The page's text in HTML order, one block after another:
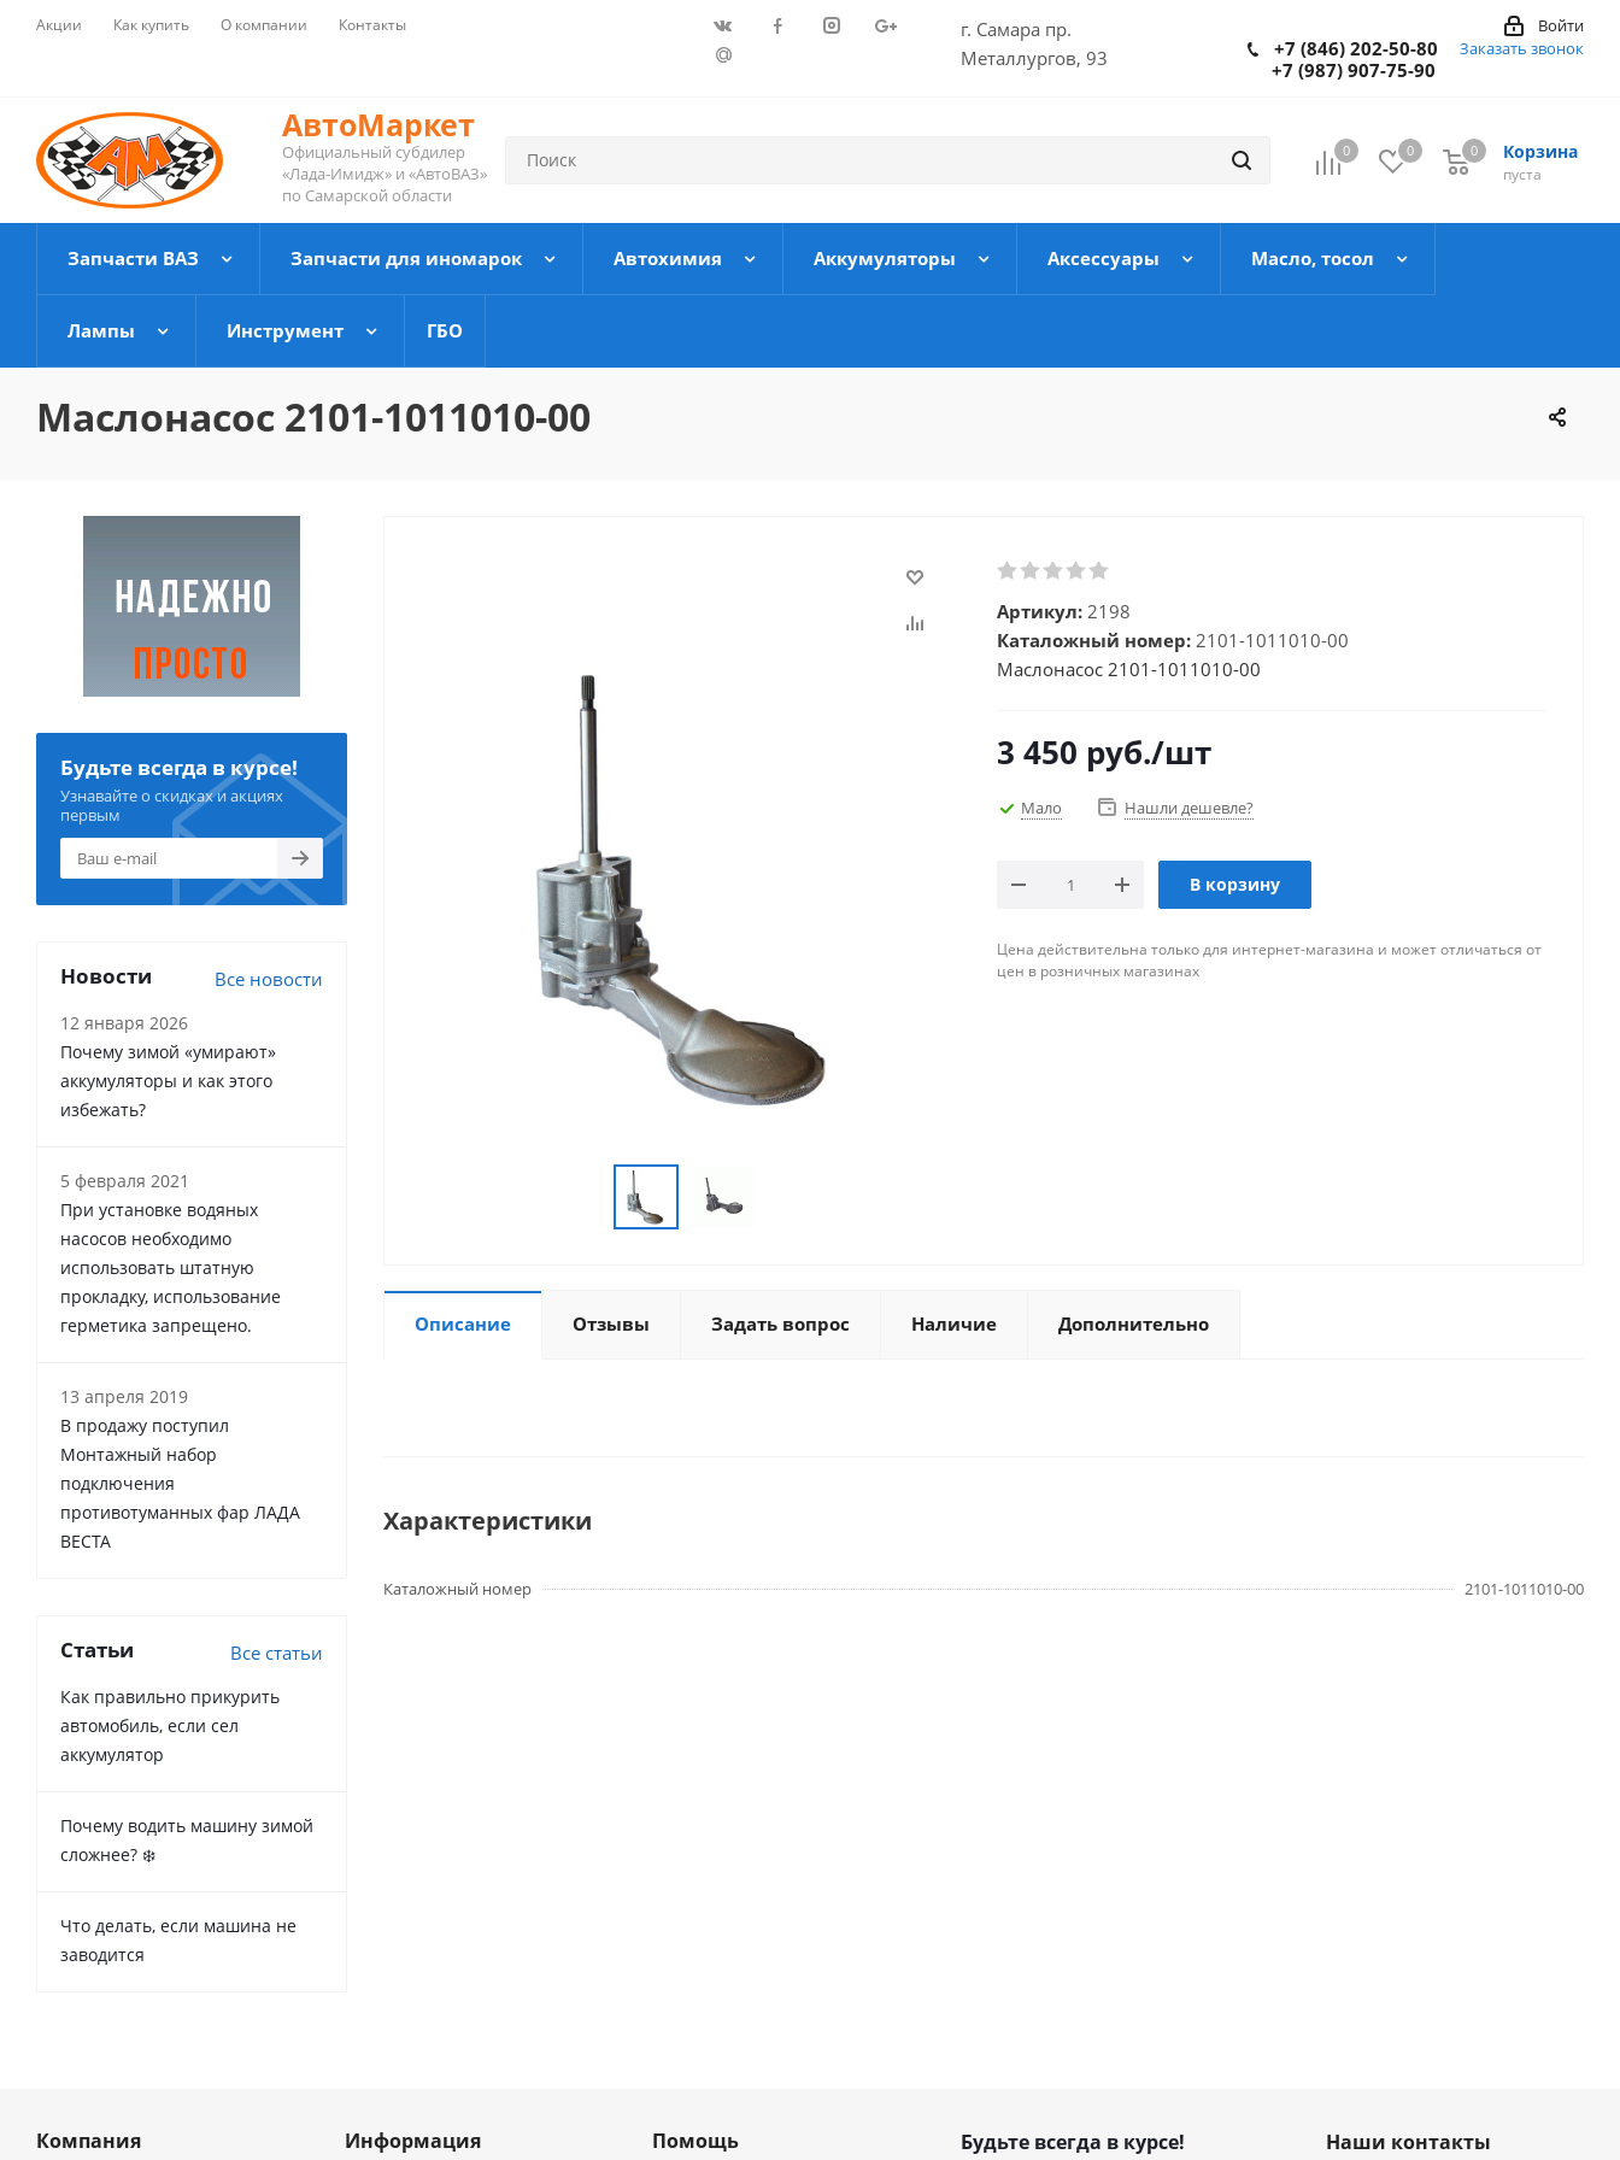
Акции Как купить О компании Контакты
г. Самара пр.
Металлургов, 93
Войти
+7 (846) 202-50-80
+7 (987) 907-75-90
Заказать звонок
АвтоМаркет
Официальный субдилер
«Лада-Имидж» и «АвтоВАЗ»
по Самарской области
0 0 Корзина
пуста
0
Запчасти ВАЗ Запчасти для иномарок Автохимия Аккумуляторы Аксессуары Масло, тосол
Лампы Инструмент ГБО
Маслонасос 2101-1011010-00
Артикул: 2198
Каталожный номер: 2101-1011010-00
Маслонасос 2101-1011010-00
3 450 руб./шт
Мало Нашли дешевле?
В корзину
Цена действительна только для интернет-магазина и может отличаться от
цен в розничных магазинах
Описание Отзывы Задать вопрос Наличие Дополнительно
Характеристики
Каталожный номер 2101-1011010-00
Будьте всегда в курсе!
Узнавайте о скидках и акциях
первым
Новости Все новости
12 января 2026
Почему зимой «умирают»
аккумуляторы и как этого
избежать?
5 февраля 2021
При установке водяных
насосов необходимо
использовать штатную
прокладку, использование
герметика запрещено.
13 апреля 2019
В продажу поступил
Монтажный набор
подключения
противотуманных фар ЛАДА
ВЕСТА
Статьи Все статьи
Как правильно прикурить
автомобиль, если сел
аккумулятор
Почему водить машину зимой
сложнее? ❄️
Что делать, если машина не
заводится
Компания Информация Помощь Будьте всегда в курсе! Наши контакты